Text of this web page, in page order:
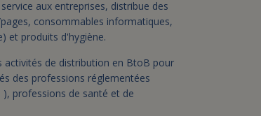
aux entreprises, distribue des
consommables informatiques,
et produits d'hygiène.
activités de distribution en BtoB pour
des professions réglementées
professions de santé et de